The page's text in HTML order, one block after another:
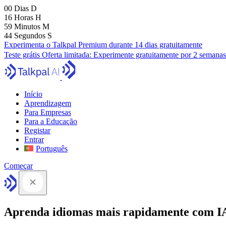
00 Dias D
16 Horas H
59 Minutos M
43 Segundos S
Experimenta o Talkpal Premium durante 14 dias gratuitamente
Teste grátis Oferta limitada: Experimente gratuitamente por 2 semanas
Início
Aprendizagem
Para Empresas
Para a Educação
Registar
Entrar
Português
Começar
Aprenda idiomas mais rapidamente com